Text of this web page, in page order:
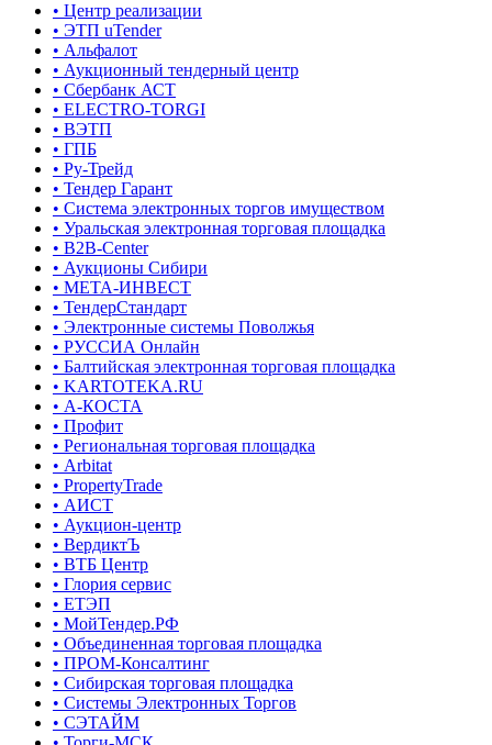
• Центр реализации
• ЭТП uTender
• Альфалот
• Аукционный тендерный центр
• Сбербанк АСТ
• ELECTRO-TORGI
• ВЭТП
• ГПБ
• Ру-Трейд
• Тендер Гарант
• Система электронных торгов имуществом
• Уральская электронная торговая площадка
• B2B-Center
• Аукционы Сибири
• МЕТА-ИНВЕСТ
• ТендерСтандарт
• Электронные системы Поволжья
• РУССИА Онлайн
• Балтийская электронная торговая площадка
• KARTOTEKA.RU
• А-КОСТА
• Профит
• Региональная торговая площадка
• Arbitat
• PropertyTrade
• АИСТ
• Аукцион-центр
• ВердиктЪ
• ВТБ Центр
• Глория сервис
• ЕТЭП
• МойТендер.РФ
• Объединенная торговая площадка
• ПРОМ-Консалтинг
• Сибирская торговая площадка
• Системы Электронных Торгов
• СЭТАЙМ